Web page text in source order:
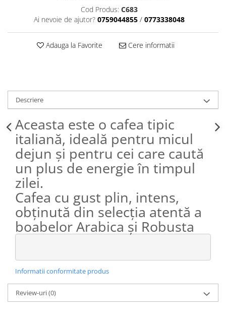
Cod Produs: C683
Ai nevoie de ajutor? 0759044855 / 0773338048
Adauga la Favorite Cere informatii
Descriere
Aceasta este o cafea tipic
italiană, ideală pentru micul
dejun și pentru cei care caută
un plus de energie în timpul
zilei.
Cafea cu gust plin, intens,
obținută din selecția atentă a
boabelor Arabica și Robusta
Informatii conformitate produs
Review-uri(0)